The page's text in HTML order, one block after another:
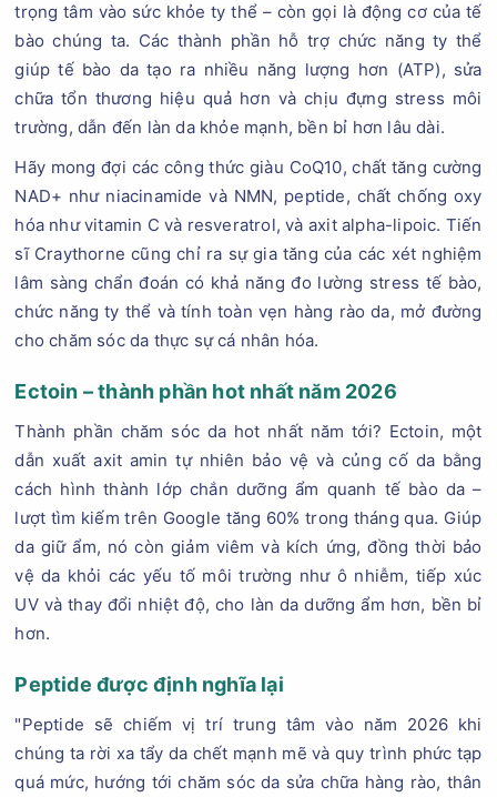
trọng tâm vào sức khỏe ty thể – còn gọi là động cơ của tế
bào chúng ta. Các thành phần hỗ trợ chức năng ty thể
giúp tế bào da tạo ra nhiều năng lượng hơn (ATP), sửa
chữa tổn thương hiệu quả hơn và chịu đựng stress môi
trường, dẫn đến làn da khỏe mạnh, bền bỉ hơn lâu dài.
Hãy mong đợi các công thức giàu CoQ10, chất tăng cường
NAD+ như niacinamide và NMN, peptide, chất chống oxy
hóa như vitamin C và resveratrol, và axit alpha-lipoic. Tiến
sĩ Craythorne cũng chỉ ra sự gia tăng của các xét nghiệm
lâm sàng chẩn đoán có khả năng đo lường stress tế bào,
chức năng ty thể và tính toàn vẹn hàng rào da, mở đường
cho chăm sóc da thực sự cá nhân hóa.
Ectoin – thành phần hot nhất năm 2026
Thành phần chăm sóc da hot nhất năm tới? Ectoin, một
dẫn xuất axit amin tự nhiên bảo vệ và củng cố da bằng
cách hình thành lớp chắn dưỡng ẩm quanh tế bào da –
lượt tìm kiếm trên Google tăng 60% trong tháng qua. Giúp
da giữ ẩm, nó còn giảm viêm và kích ứng, đồng thời bảo
vệ da khỏi các yếu tố môi trường như ô nhiễm, tiếp xúc
UV và thay đổi nhiệt độ, cho làn da dưỡng ẩm hơn, bền bỉ
hơn.
Peptide được định nghĩa lại
"Peptide sẽ chiếm vị trí trung tâm vào năm 2026 khi
chúng ta rời xa tẩy da chết mạnh mẽ và quy trình phức tạp
quá mức, hướng tới chăm sóc da sửa chữa hàng rào, thân